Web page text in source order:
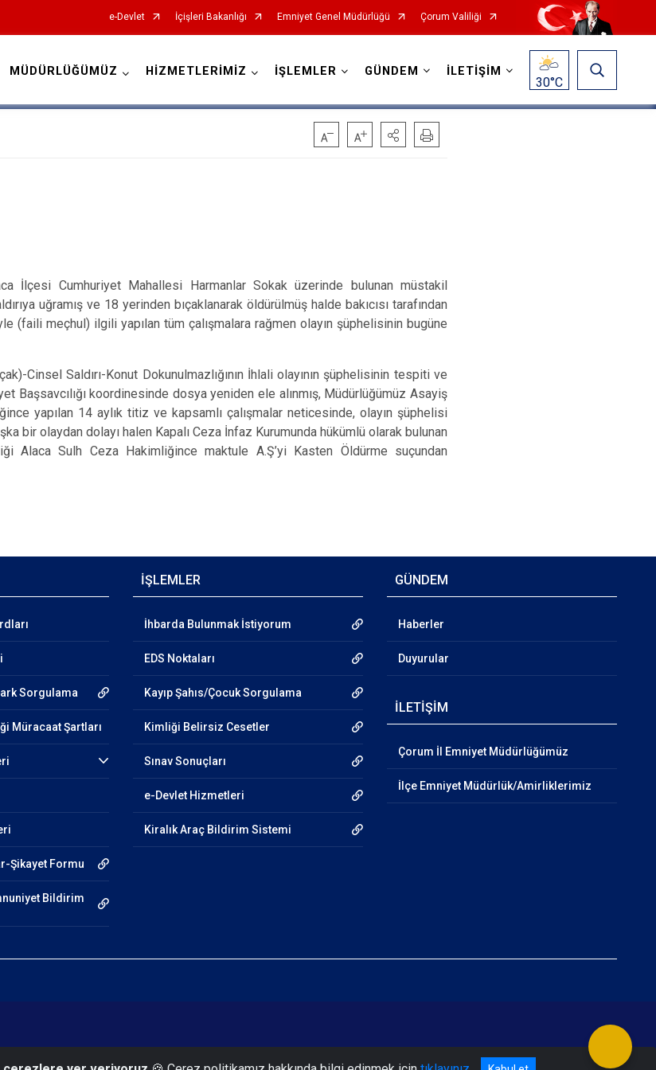
e-Devlet İçişleri Bakanlığı Emniyet Genel Müdürlüğü Çorum Valiliği
MÜDÜRLÜĞÜMÜZ HİZMETLERİMİZ İŞLEMLER GÜNDEM İLETİŞİM
30°C
İlçesi Cumhuriyet Mahallesi Harmanlar Sokak üzerinde bulunan müstakil
uğramış ve 18 yerinden bıçaklanarak öldürülmüş halde bakıcısı tarafından
(faili meçhul) ilgili yapılan tüm çalışmalara rağmen olayın şüphelisinin bugüne
Cinsel Saldırı-Konut Dokunulmazlığının İhlali olayının şüphelisinin tespiti ve
Başsavcılığı koordinesinde dosya yeniden ele alınmış, Müdürlüğümüz Asayiş
yapılan 14 aylık titiz ve kapsamlı çalışmalar neticesinde, olayın şüphelisi
bir olaydan dolayı halen Kapalı Ceza İnfaz Kurumunda hükümlü olarak bulunan
Alaca Sulh Ceza Hakimliğince maktule A.Ş’yi Kasten Öldürme suçundan
Sorgulama
Müracaat Şartları
Şikayet Formu
Bildirim
İŞLEMLER
İhbarda Bulunmak İstiyorum
EDS Noktaları
Kayıp Şahıs/Çocuk Sorgulama
Kimliği Belirsiz Cesetler
Sınav Sonuçları
e-Devlet Hizmetleri
Kiralık Araç Bildirim Sistemi
GÜNDEM
Haberler
Duyurular
İLETİŞİM
Çorum İl Emniyet Müdürlüğümüz
İlçe Emniyet Müdürlük/Amirliklerimiz